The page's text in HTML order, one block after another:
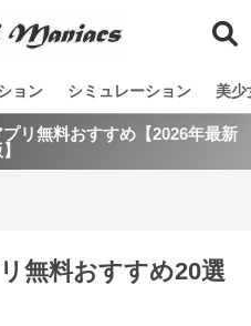
ョン シミュレーション 美少
リ無料おすすめ【2026年最新
無料おすすめ20選